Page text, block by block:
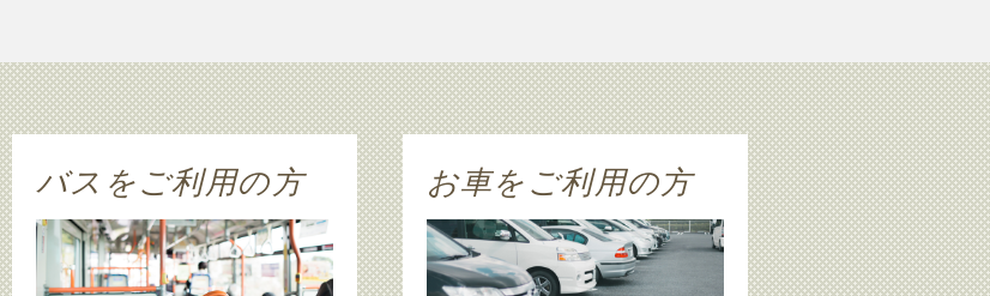
バスをご利用の方 お車をご利用の方